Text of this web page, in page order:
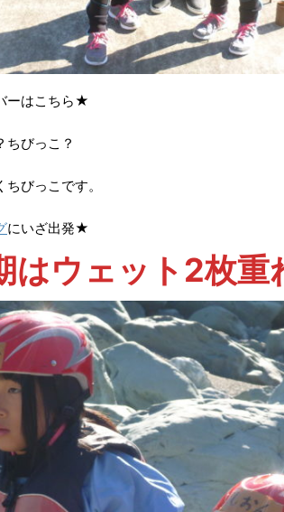
ーはこちら★
ちびっこ？
びっこです。
にいざ出発★
はウェット2枚